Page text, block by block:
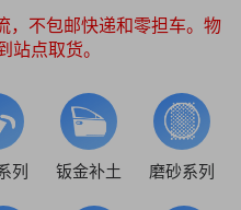
，不包邮快递和零担车。物
站点取货。
列 钣金补土 磨砂系列